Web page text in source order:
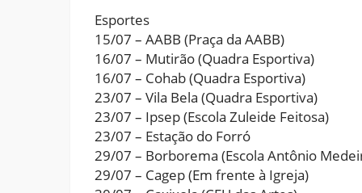
Esportes
15/07 – AABB (Praça da AABB)
16/07 – Mutirão (Quadra Esportiva)
16/07 – Cohab (Quadra Esportiva)
23/07 – Vila Bela (Quadra Esportiva)
23/07 – Ipsep (Escola Zuleide Feitosa)
23/07 – Estação do Forró
29/07 – Borborema (Escola Antônio
29/07 – Cagep (Em frente à Igreja)